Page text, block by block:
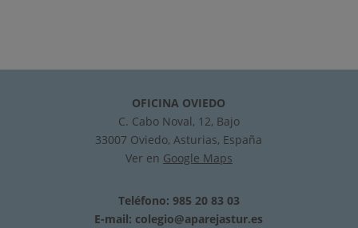
OFICINA OVIEDO
C. Cabo Noval, 12, Bajo
33007 Oviedo, Asturias, España
Ver en Google Maps
Teléfono: 985 20 83 03
E-mail: colegio@aparejastur.es